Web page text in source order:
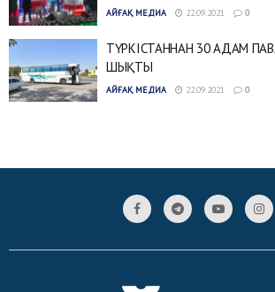
АЙҒАҚ МЕДИА 22.09.2021 0
ТҮРКІСТАННАН 30 АДАМ
ШЫҚТЫ
АЙҒАҚ МЕДИА 22.09.2021 0